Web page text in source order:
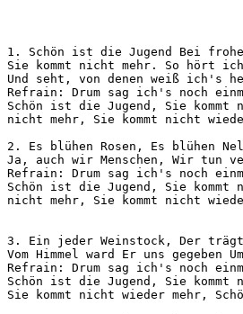
1. Schön ist die Jugend Bei
Sie kommt nicht mehr. So hört
Und seht, von denen weiß ich's
Refrain: Drum sag ich's noch
Schön ist die Jugend, Sie kommt
nicht mehr, Sie kommt nicht
2. Es blühen Rosen, Es blühen
Ja, auch wir Menschen, Wir tun
Refrain: Drum sag ich's noch
Schön ist die Jugend, Sie kommt
nicht mehr, Sie kommt nicht
3. Ein jeder Weinstock, Der trägt
Vom Himmel ward Er uns gegeben
Refrain: Drum sag ich's noch
Schön ist die Jugend, Sie
Sie kommt nicht wieder mehr,